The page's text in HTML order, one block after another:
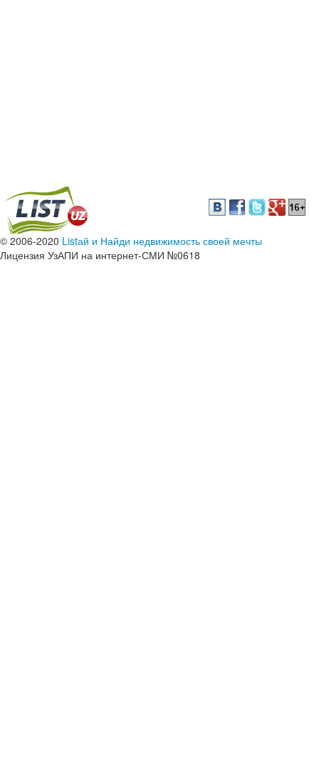
© 2006-2020 Listай и Найди недвижимость своей мечты
Лицензия УзАПИ на интернет-СМИ №0618